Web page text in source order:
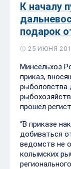
К началу
подарок
25 ИЮНЯ
Минсельхоз
приказ,
рыболовства
прошел
“В приказе
добиваться
ведомств не
колымских